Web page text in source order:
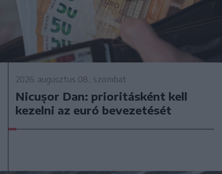
2026. augusztus 08., szombat
Nicușor Dan: prioritásként kell
kezelni az euró bevezetését